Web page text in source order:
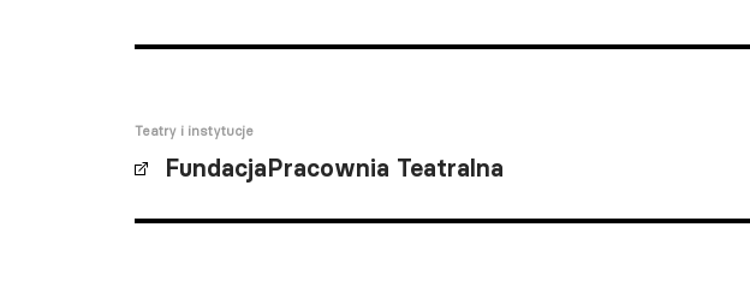
Teatry i instytucje
FundacjaPracownia Teatralna